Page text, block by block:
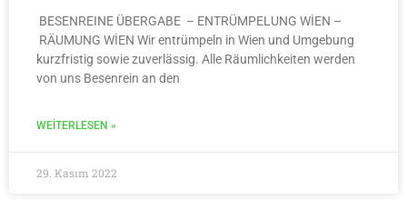
BESENREINE ÜBERGABE – ENTRÜMPELUNG WİEN –
RÄUMUNG WİEN Wir entrümpeln in Wien und Umgebung
kurzfristig sowie zuverlässig. Alle Räumlichkeiten werden
von uns Besenrein an den
WEITERLESEN »
29. Kasım 2022